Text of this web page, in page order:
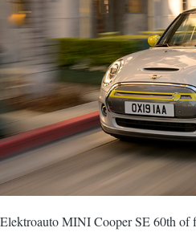
Elektroauto MINI Cooper SE 60th of